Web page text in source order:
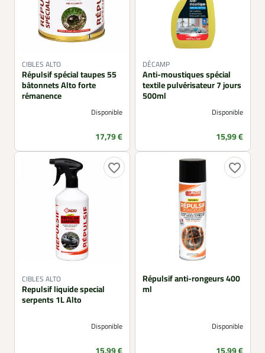
CIBLES ALTO
Répulsif spécial taupes 55
bâtonnets Alto forte
rémanence
Disponible
Prix
17,79 €
DÉCAMP
Anti-moustiques spécial
textile pulvérisateur 7 jours
500ml
Disponible
Prix
15,99 €
favorite_border
CIBLES ALTO
Repulsif liquide special
serpents 1L Alto
Disponible
favorite_border
Répulsif anti-rongeurs 400
ml
Disponible